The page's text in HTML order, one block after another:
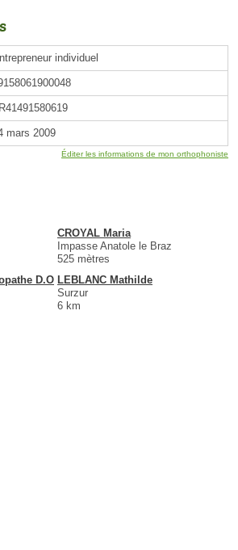
individuel
mars 2009
Éditer les informations de mon orthophoniste
CROYAL Maria
Impasse Anatole le Braz
525 mètres
D.O LEBLANC Mathilde
Surzur
6 km